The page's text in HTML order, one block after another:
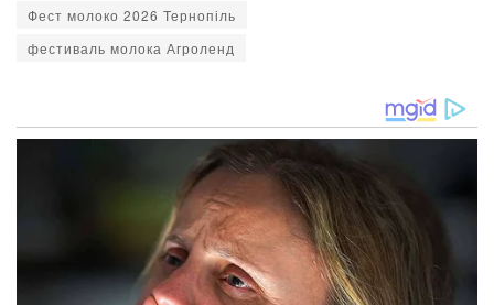
Фест молоко 2026 Тернопіль
фестиваль молока Агроленд